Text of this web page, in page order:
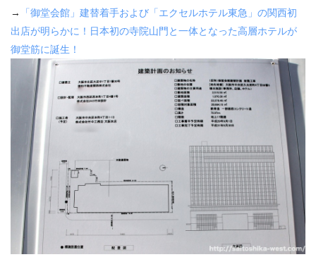
→
「御堂会館」建替着手および「エクセルホテル東急」の関西初
出店が明らかに！日本初の寺院山門と一体となった高層ホテルが
御堂筋に誕生！